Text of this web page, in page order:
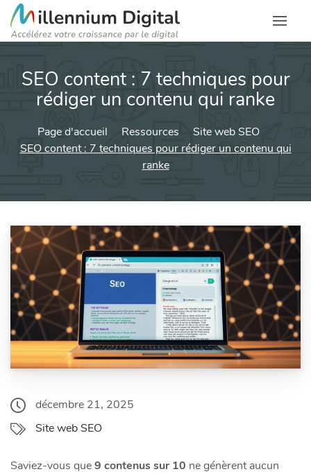
SEO content : 7 techniques pour
rédiger un contenu qui ranke
Page d'accueil Ressources
Site web SEO
SEO content : 7 techniques pour rédiger un contenu qui
ranke
décembre 21, 2025
Site web SEO
Saviez-vous que9 contenus sur 10 ne génèrent aucun